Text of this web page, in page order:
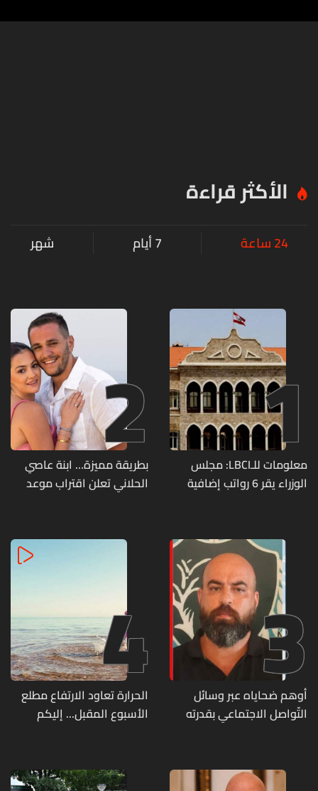
الأكثر قراءة
24 ساعة 7 أيام شهر
1
معلومات للـLBCI: مجلس
الوزراء يقر 6 رواتب إضافية
منذ آذار
2
بطريقة مميزة… ابنة عاصي
الحلاني تعلن اقتراب موعد
3
أوهم ضحاياه عبر وسائل
التّواصل الاجتماعي بقدرته
وقع ضحيّة أعماله؟
4
الحرارة تعاود الارتفاع مطلع
الأسبوع المقبل... إليكم